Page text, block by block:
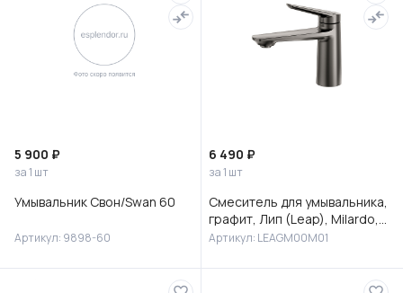
5 900 ₽
за 1 шт
Умывальник Свон/Swan 60
Артикул: 9898-60
6 490 ₽
за 1 шт
Смеситель для умывальника,
графит, Лип (Leap), Milardo,
LEAGM00M01
Артикул: LEAGM00M01